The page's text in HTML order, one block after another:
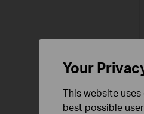
Your
This website
best possible